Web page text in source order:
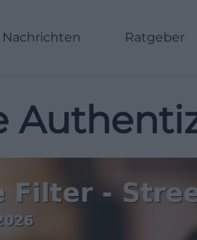
Nachrichten Ratgeber